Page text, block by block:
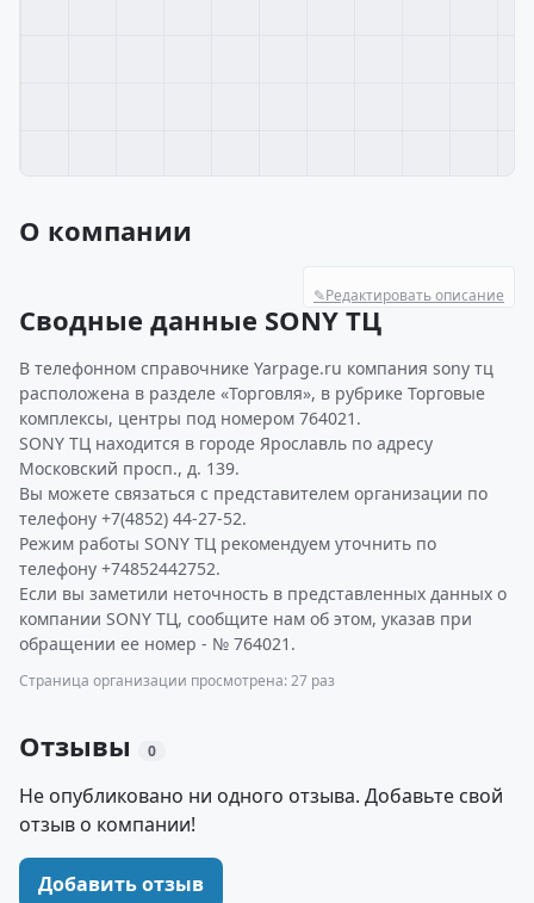
О компании
✎Редактировать описание
Сводные данные SONY ТЦ
В телефонном справочнике Yarpage.ru компания sony тц
расположена в разделе «Торговля», в рубрике Торговые
комплексы, центры под номером 764021.
SONY ТЦ находится в городе Ярославль по адресу
Московский просп., д. 139.
Вы можете связаться с представителем организации по
телефону +7(4852) 44-27-52.
Режим работы SONY ТЦ рекомендуем уточнить по
телефону +74852442752.
Если вы заметили неточность в представленных данных о
компании SONY ТЦ, сообщите нам об этом, указав при
обращении ее номер - № 764021.
Страница организации просмотрена: 27 раз
Отзывы 0
Не опубликовано ни одного отзыва. Добавьте свой
отзыв о компании!
Добавить отзыв